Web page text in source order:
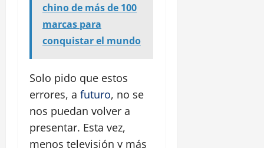
chino de más de 100
marcas para
conquistar el mundo
Solo pido que estos
errores, a futuro, no se
nos puedan volver a
presentar. Esta vez,
menos televisión y más